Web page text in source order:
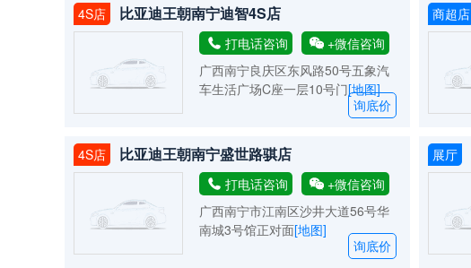
4S店 比亚迪王朝南宁迪智4S店
打电话咨询
+微信咨询
广西南宁良庆区东风路50号五象汽
车生活广场C座一层10号门[地图]
询底价
商超店
4S店 比亚迪王朝南宁盛世路骐店
打电话咨询
+微信咨询
广西南宁市江南区沙井大道56号华
南城3号馆正对面[地图]
询底价
展厅